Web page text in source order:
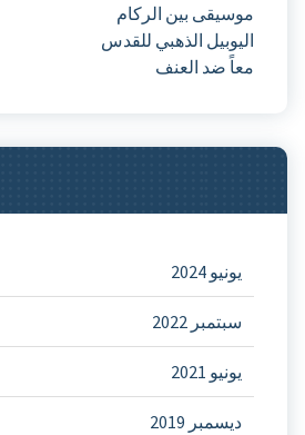
موسيقى بين الركام
اليوبيل الذهبي للقدس
معاً ضد العنف
سبتمبر 2022
ديسمبر 2019